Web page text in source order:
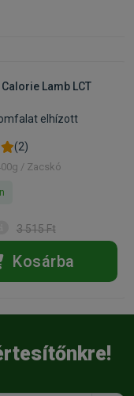
Lamb LCT
elhízott
(2)
/ Zacskó
3 515 Ft
Kosárba